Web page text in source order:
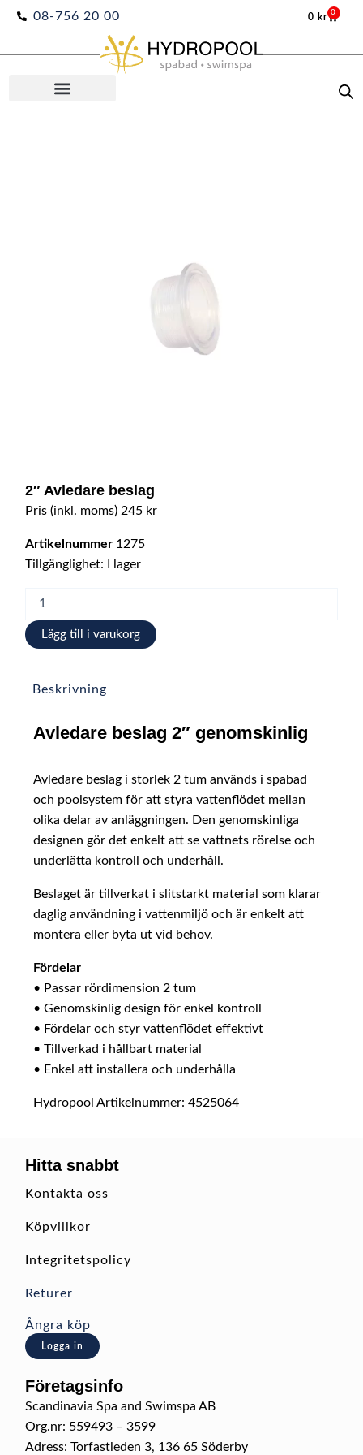
0 kr 0
08-756 20 00
2″ Avledare beslag
Pris (inkl. moms) 245 kr
Artikelnummer 1275
Tillgänglighet: I lager
2"
mängd
Lägg till i varukorg
Beskrivning
Avledare beslag 2″ genomskinlig
Avledare beslag i storlek 2 tum används i spabad
och poolsystem för att styra vattenflödet mellan
olika delar av anläggningen. Den genomskinliga
designen gör det enkelt att se vattnets rörelse och
underlätta kontroll och underhåll.
Beslaget är tillverkat i slitstarkt material som klarar
daglig användning i vattenmiljö och är enkelt att
montera eller byta ut vid behov.
Fördelar
• Passar rördimension 2 tum
• Genomskinlig design för enkel kontroll
• Fördelar och styr vattenflödet effektivt
• Tillverkad i hållbart material
• Enkel att installera och underhålla
Hydropool Artikelnummer: 4525064
Hitta snabbt
Kontakta oss
Köpvillkor
Integritetspolicy
Returer
Ångra köp
Logga in
Företagsinfo
Scandinavia Spa and Swimspa AB
Org.nr: 559493 – 3599
Adress: Torfastleden 3, 136 65 Söderby